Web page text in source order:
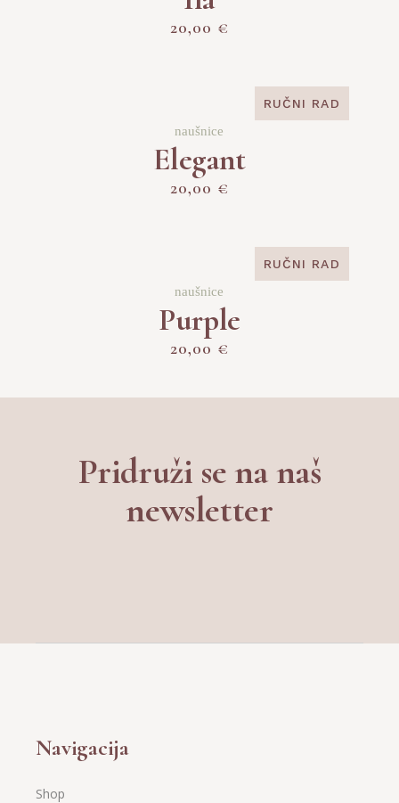
20,00 €
SOLD
RUČNI RAD
naušnice
Elegant
20,00 €
SOLD
RUČNI RAD
naušnice
Purple
20,00 €
Navigacija
Shop